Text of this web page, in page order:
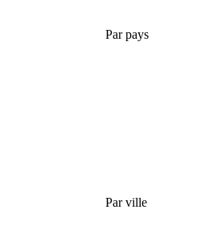
Par pays
Par ville